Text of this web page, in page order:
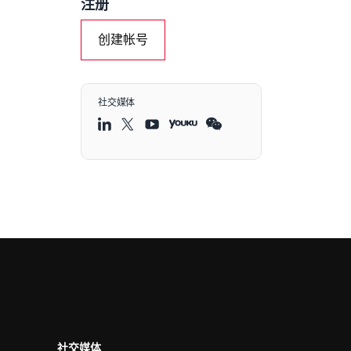
注册
创建帐号
社交媒体
社交媒体